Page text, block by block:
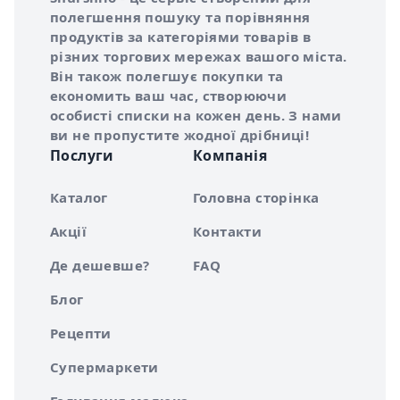
полегшення пошуку та порівняння
продуктів за категоріями товарів в
різних торгових мережах вашого міста.
Він також полегшує покупки та
економить ваш час, створюючи
особисті списки на кожен день. З нами
ви не пропустите жодної дрібниці!
Послуги
Каталог
Акції
Де дешевше?
Блог
Рецепти
Супермаркети
Компанія
Головна сторінка
Контакти
FAQ